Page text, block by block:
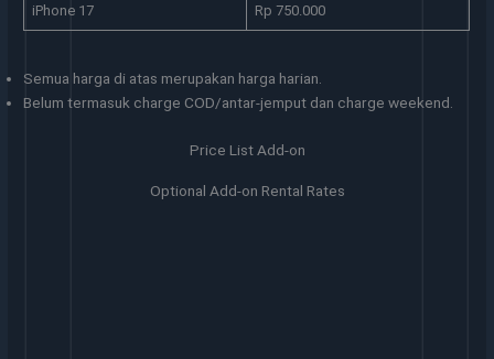
iPhone 17 Rp 750.000
Semua harga di atas merupakan harga harian.
Belum termasuk charge COD/antar-jemput dan charge weekend.
Price List Add-on
Optional Add-on Rental Rates